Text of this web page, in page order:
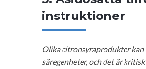
instruktioner
Olika citronsyraprodukter kan
säregenheter, och det är